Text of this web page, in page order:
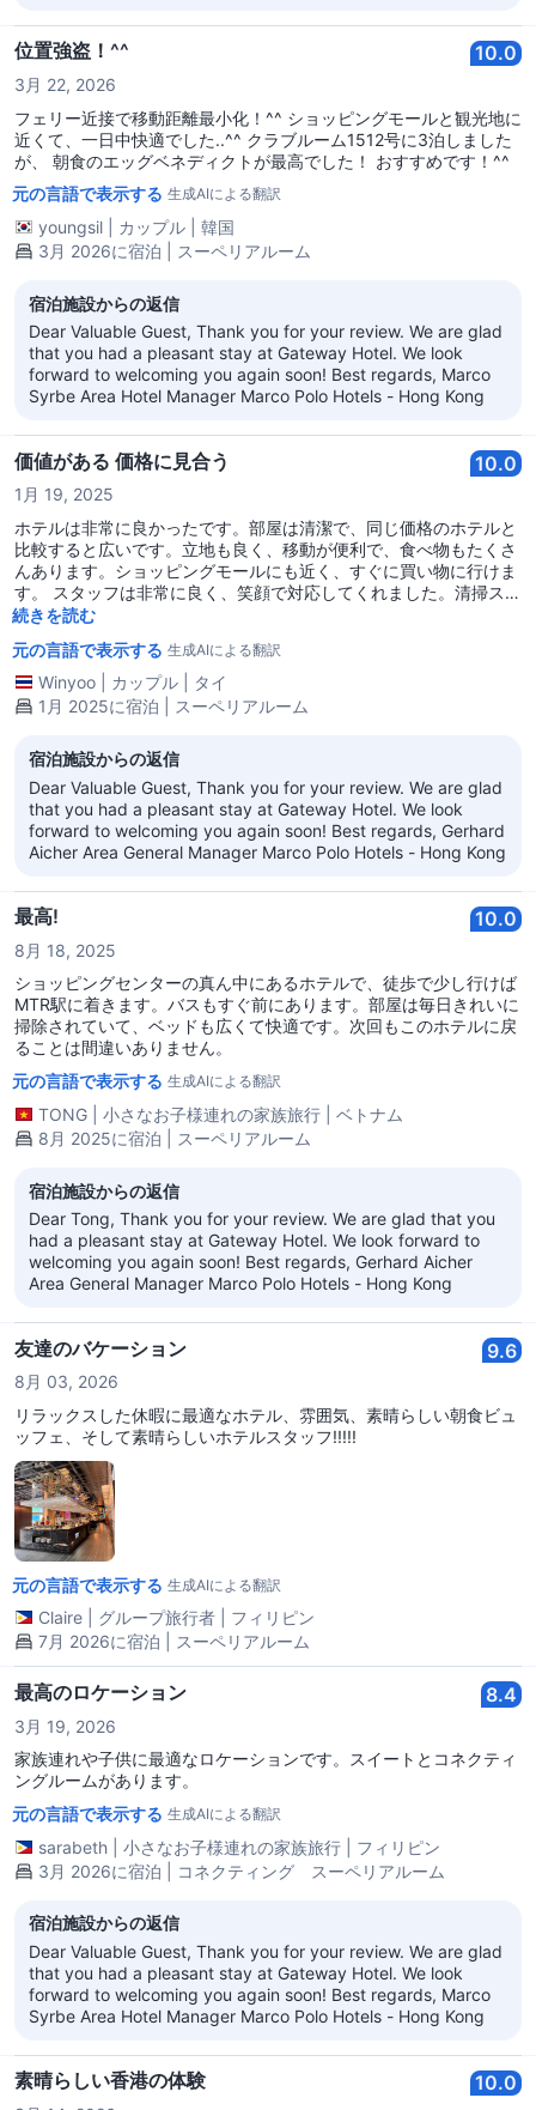
位置強盗！^^ 10.0
3月 22, 2026
フェリー近接で移動距離最小化！^^ ショッピングモールと観光地に
近くて、一日中快適でした..^^ クラブルーム1512号に3泊しました
が、 朝食のエッグベネディクトが最高でした！ おすすめです！^^
元の言語で表示する 生成AIによる翻訳
youngsil カップル
韓国
3月 2026に宿泊 | スーペリアルーム
宿泊施設からの返信
Dear Valuable Guest, Thank you for your review. We are glad
that you had a pleasant stay at Gateway Hotel. We look
forward to welcoming you again soon! Best regards, Marco
Syrbe Area Hotel Manager Marco Polo Hotels - Hong Kong
価値がある 価格に見合う 10.0
1月 19, 2025
ホテルは非常に良かったです。部屋は清潔で、同じ価格のホテルと
比較すると広いです。立地も良く、移動が便利で、食べ物もたくさ
んあります。ショッピングモールにも近く、すぐに買い物に行けま
す。 スタッフは非常に良く、笑顔で対応してくれました。清掃スタ
ッフは英語のコミュニケーションがあまり得意ではないかもしれま
ポートも充実しています。 ホテルではガラス瓶の水を2本使ってい
ます。清掃スタッフにお願いすれば、追加で請求できます。
続きを読む
元の言語で表示する 生成AIによる翻訳
Winyoo カップル
タイ
1月 2025に宿泊 | スーペリアルーム
宿泊施設からの返信
Dear Valuable Guest, Thank you for your review. We are glad
that you had a pleasant stay at Gateway Hotel. We look
forward to welcoming you again soon! Best regards, Gerhard
Aicher Area General Manager Marco Polo Hotels - Hong Kong
最高! 10.0
8月 18, 2025
ショッピングセンターの真ん中にあるホテルで、徒歩で少し行けば
MTR駅に着きます。バスもすぐ前にあります。部屋は毎日きれいに
掃除されていて、ベッドも広くて快適です。次回もこのホテルに戻
ることは間違いありません。
元の言語で表示する 生成AIによる翻訳
TONG 小さなお子様連れの家族旅行
ベトナム
8月 2025に宿泊 | スーペリアルーム
宿泊施設からの返信
Dear Tong, Thank you for your review. We are glad that you
had a pleasant stay at Gateway Hotel. We look forward to
welcoming you again soon! Best regards, Gerhard Aicher
Area General Manager Marco Polo Hotels - Hong Kong
友達のバケーション 9.6
8月 03, 2026
リラックスした休暇に最適なホテル、雰囲気、素晴らしい朝食ビュ
ッフェ、そして素晴らしいホテルスタッフ!!!!!
元の言語で表示する 生成AIによる翻訳
Claire グループ旅行者
フィリピン
7月 2026に宿泊 | スーペリアルーム
最高のロケーション 8.4
3月 19, 2026
家族連れや子供に最適なロケーションです。スイートとコネクティ
ングルームがあります。
元の言語で表示する 生成AIによる翻訳
sarabeth 小さなお子様連れの家族旅行
フィリピン
3月 2026に宿泊 | コネクティング スーペリアルーム
宿泊施設からの返信
Dear Valuable Guest, Thank you for your review. We are glad
that you had a pleasant stay at Gateway Hotel. We look
forward to welcoming you again soon! Best regards, Marco
Syrbe Area Hotel Manager Marco Polo Hotels - Hong Kong
素晴らしい香港の体験 10.0